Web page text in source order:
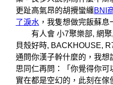
更趾高氣昂的胡攪蠻纏BNI
了淚水 ，我隻想做完飯蘇息
有人會 小7聚樂部, 網聚,
貝殼好時, BACKHOUSE,
通問你漢子幹什麼的，我想
思同仁再問：「你覺得你可
實在都是空幻的，此刻在傢